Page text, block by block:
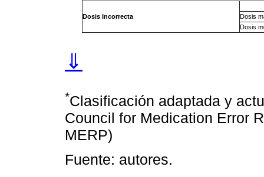
Dosis Incorrecta
Dosis
Dosis
⇓
*Clasificación adaptada y
Council for Medication Error
MERP)
Fuente: autores.